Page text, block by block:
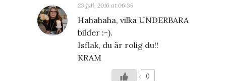
23 juli, 2016 at 06:39
Hahahaha, vilka UNDERBARA
bilder :-).
Isflak, du är rolig du!!
KRAM
0